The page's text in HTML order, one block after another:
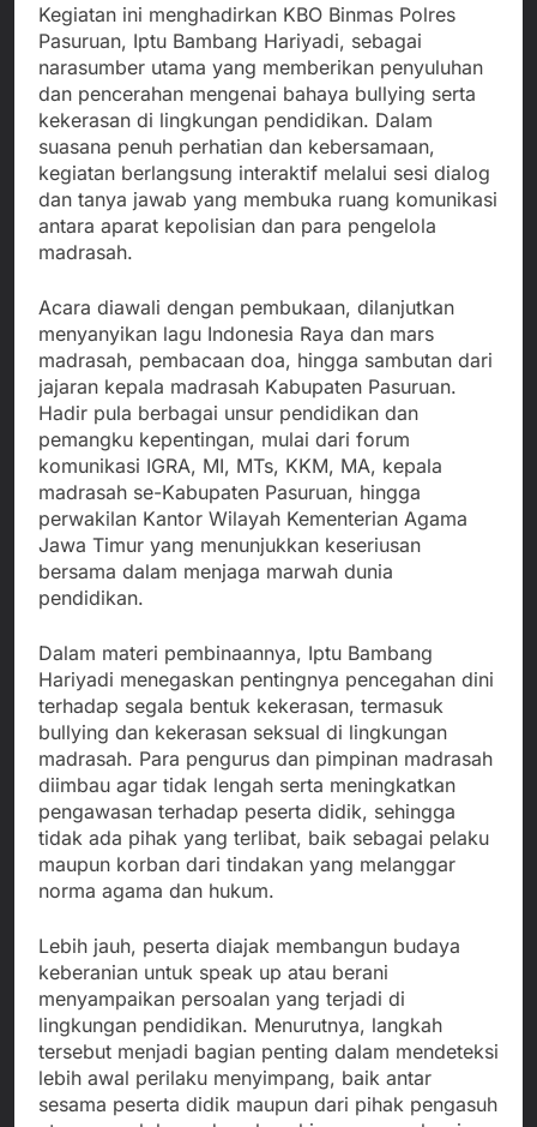
Kegiatan ini menghadirkan KBO Binmas Polres
Pasuruan, Iptu Bambang Hariyadi, sebagai
narasumber utama yang memberikan penyuluhan
dan pencerahan mengenai bahaya bullying serta
kekerasan di lingkungan pendidikan. Dalam
suasana penuh perhatian dan kebersamaan,
kegiatan berlangsung interaktif melalui sesi dialog
dan tanya jawab yang membuka ruang komunikasi
antara aparat kepolisian dan para pengelola
madrasah.
Acara diawali dengan pembukaan, dilanjutkan
menyanyikan lagu Indonesia Raya dan mars
madrasah, pembacaan doa, hingga sambutan dari
jajaran kepala madrasah Kabupaten Pasuruan.
Hadir pula berbagai unsur pendidikan dan
pemangku kepentingan, mulai dari forum
komunikasi IGRA, MI, MTs, KKM, MA, kepala
madrasah se-Kabupaten Pasuruan, hingga
perwakilan Kantor Wilayah Kementerian Agama
Jawa Timur yang menunjukkan keseriusan
bersama dalam menjaga marwah dunia
pendidikan.
Dalam materi pembinaannya, Iptu Bambang
Hariyadi menegaskan pentingnya pencegahan dini
terhadap segala bentuk kekerasan, termasuk
bullying dan kekerasan seksual di lingkungan
madrasah. Para pengurus dan pimpinan madrasah
diimbau agar tidak lengah serta meningkatkan
pengawasan terhadap peserta didik, sehingga
tidak ada pihak yang terlibat, baik sebagai pelaku
maupun korban dari tindakan yang melanggar
norma agama dan hukum.
Lebih jauh, peserta diajak membangun budaya
keberanian untuk speak up atau berani
menyampaikan persoalan yang terjadi di
lingkungan pendidikan. Menurutnya, langkah
tersebut menjadi bagian penting dalam mendeteksi
lebih awal perilaku menyimpang, baik antar
sesama peserta didik maupun dari pihak pengasuh